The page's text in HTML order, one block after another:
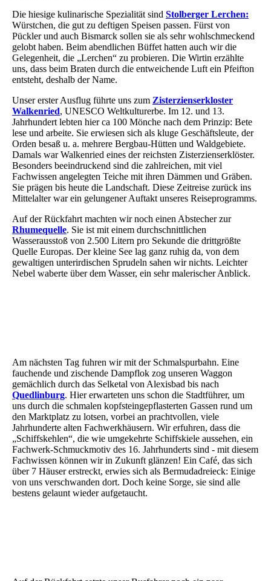
Die hiesige kulinarische Spezialität sind Stolberger Lerchen:
Würstchen, die gut zu deftigen Speisen passen. Fürst von
Pückler und auch Bismarck sollen sie als sehr wohlschmeckend
gelobt haben. Beim abendlichen Büffet hatten auch wir die
Gelegenheit, die „Lerchen“ zu probieren. Die Wirtin erzählte
uns, dass beim Braten durch die entweichende Luft ein Pfeifton
entsteht, deshalb der Name.
Unser erster Ausflug führte uns zum Zisterzienserkloster
Walkenried, UNESCO Weltkulturerbe. Im 12. und 13.
Jahrhundert lebten hier ca 100 Mönche nach dem Prinzip: Bete
lese und arbeite. Sie erwiesen sich als kluge Geschäftsleute, der
Orden besaß u. a. mehrere Bergbau-Hütten und Waldgebiete.
Damals war Walkenried eines der reichsten Zisterzienserklöster.
Besonders beeindruckend sind die zahlreichen, mit viel
Fachwissen angelegten Teiche mit ihren Dämmen und Gräben.
Sie prägen bis heute die Landschaft. Diese Zeitreise zurück ins
Mittelalter war ein gelungener Auftakt unseres Reiseprogramms.
Auf der Rückfahrt machten wir noch einen Abstecher zur
Rhumequelle. Sie ist mit einem durchschnittlichen
Wasserausstoß von 2.500 Litern pro Sekunde die drittgrößte
Quelle Europas. Der kleine See lag ganz ruhig da, von dem
gewaltigen unterirdischen Sprudeln sahen wir nichts. Leichter
Nebel waberte über dem Wasser, ein sehr malerischer Anblick.
Am nächsten Tag fuhren wir mit der Schmalspurbahn. Eine
fauchende und zischende Dampflok zog unseren Waggon
gemächlich durch das Selketal von Alexisbad bis nach
Quedlinburg. Hier erwarteten uns schon die Stadtführer, um
uns durch die schmalen kopfsteingepflasterten Gassen rund um
den Marktplatz zu lotsen, vorbei an prachtvollen, viele
Jahrhunderte alten Fachwerkhäusern. Wir erfuhren, dass die
„Schiffskehlen“, die wie umgekehrte Schiffskiele aussehen, ein
Fachwerk-Schmuckmotiv des 16. Jahrhunderts sind - mit diesem
Fachwissen können wir in Zukunft glänzen! Ein Café, das sich
über 7 Häuser erstreckt, erwies sich als Bermudadreieck: Einige
von uns verschwanden dort. Doch keine Sorge, sie sind alle
bestens gelaunt wieder aufgetaucht.